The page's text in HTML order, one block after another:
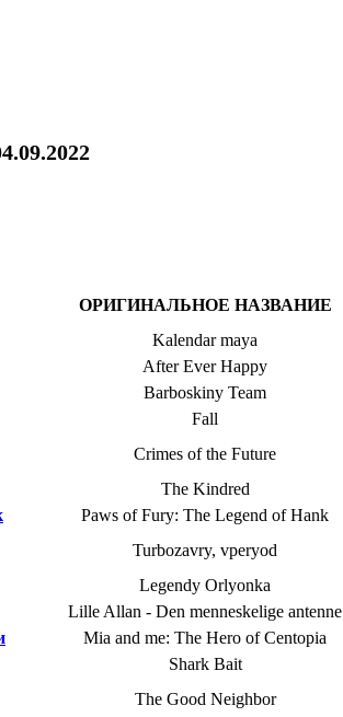
ОРИГИНАЛЬНОЕ НАЗВАНИЕ
Kalendar maya
After Ever Happy
Barboskiny Team
Fall
Crimes of the Future
The Kindred
Paws of Fury: The Legend of Hank
Turbozavry, vperyod
Legendy Orlyonka
Lille Allan - Den menneskelige antenne
Mia and me: The Hero of Centopia
Shark Bait
The Good Neighbor